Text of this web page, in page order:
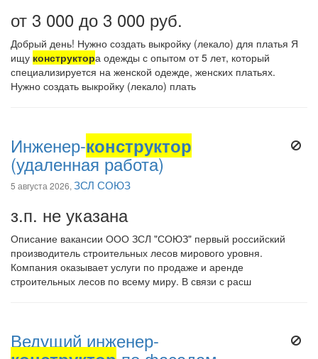
от 3 000 до 3 000 руб.
Добрый день! Нужно создать выкройку (лекало) для платья Я
ищу конструктора одежды с опытом от 5 лет, который
специализируется на женской одежде, женских платьях.
Нужно создать выкройку (лекало) плать
Инженер-конструктор
(удаленная работа)
5 августа 2026, ЗСЛ СОЮЗ
з.п. не указана
Описание вакансии ООО ЗСЛ "СОЮЗ" первый российский
производитель строительных лесов мирового уровня.
Компания оказывает услуги по продаже и аренде
строительных лесов по всему миру. В связи с расш
Ведущий инженер-